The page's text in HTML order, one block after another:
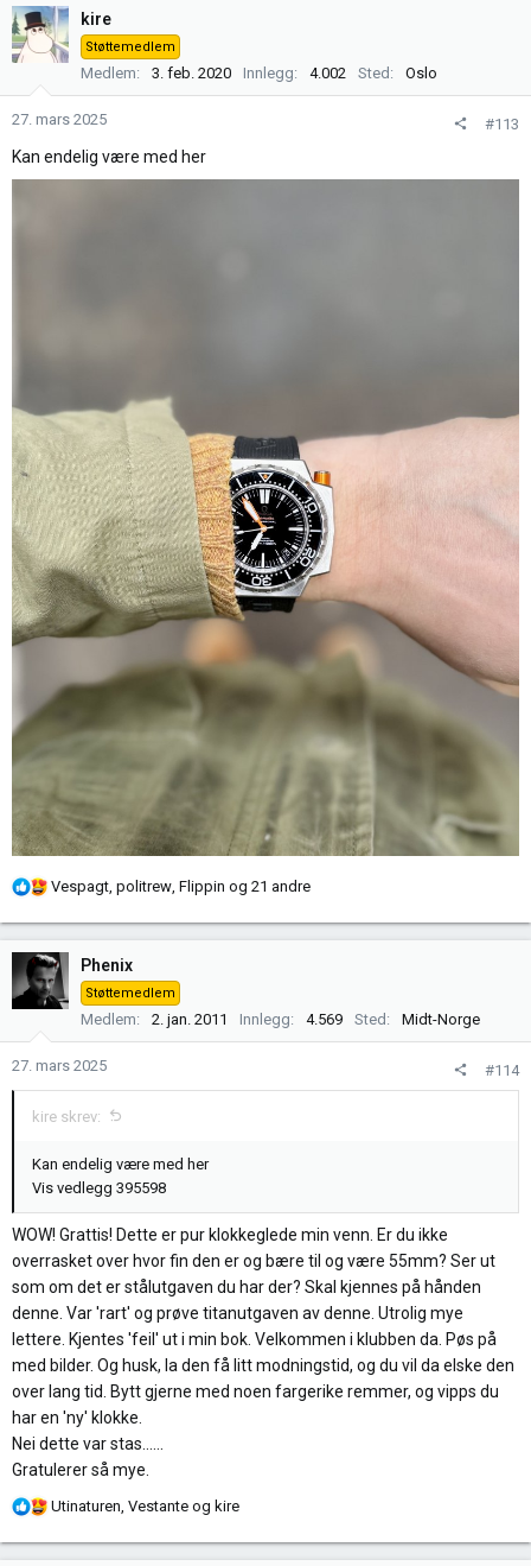
k
s
j
e
r
:
kire
Støttemedlem
Medlem 3. feb. 2020 Innlegg 4.002 Sted Oslo
27. mars 2025 #113
Kan endelig være med her
R
k
s
j
e
:
Vespagt, politrew, Flippin og 21 andre
Phenix
Støttemedlem
Medlem 2. jan. 2011 Innlegg 4.569 Sted Midt-Norge
27. mars 2025 #114
kire skrev:
Kan endelig være med her
Vis vedlegg 395598
WOW! Grattis! Dette er pur klokkeglede min venn. Er du ikke
overrasket over hvor fin den er og bære til og være 55mm? Ser ut
som om det er stålutgaven du har der? Skal kjennes på hånden
denne. Var 'rart' og prøve titanutgaven av denne. Utrolig mye
lettere. Kjentes 'feil' ut i min bok. Velkommen i klubben da. Pøs på
med bilder. Og husk, la den få litt modningstid, og du vil da elske den
over lang tid. Bytt gjerne med noen fargerike remmer, og vipps du
har en 'ny' klokke.
Nei dette var stas......
Gratulerer så mye.
R
Utinaturen, Vestante og kire